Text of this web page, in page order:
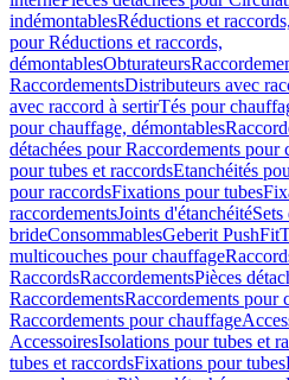
indémontablesRéductions et
pour Réductions et raccords,
démontablesObturateurs
RaccordementsDistributeurs avec
avec raccord à sertirTés pour
pour chauffage, démontables
détachées pour Raccordements pour
pour tubes et raccordsEtanchéités
pour raccordsFixations pour tubes
raccordementsJoints d'étanchéité
brideConsommablesGeberit PushFit
multicouches pour chauffage
RaccordsRaccordementsPièces
RaccordementsRaccordements pour
Raccordements pour chauffage
AccessoiresIsolations pour tubes et
tubes et raccordsFixations pour tubes